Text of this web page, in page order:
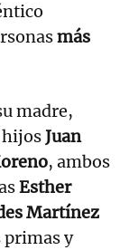
más
madre,
hijosJuan
, ambos
Esther
Martínez
primas y